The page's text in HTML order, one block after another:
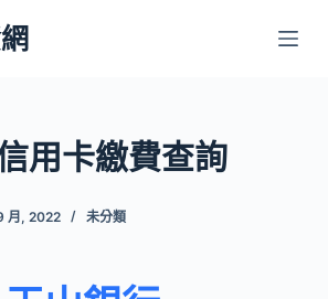
用卡繳費查詢
月, 2022 未分類